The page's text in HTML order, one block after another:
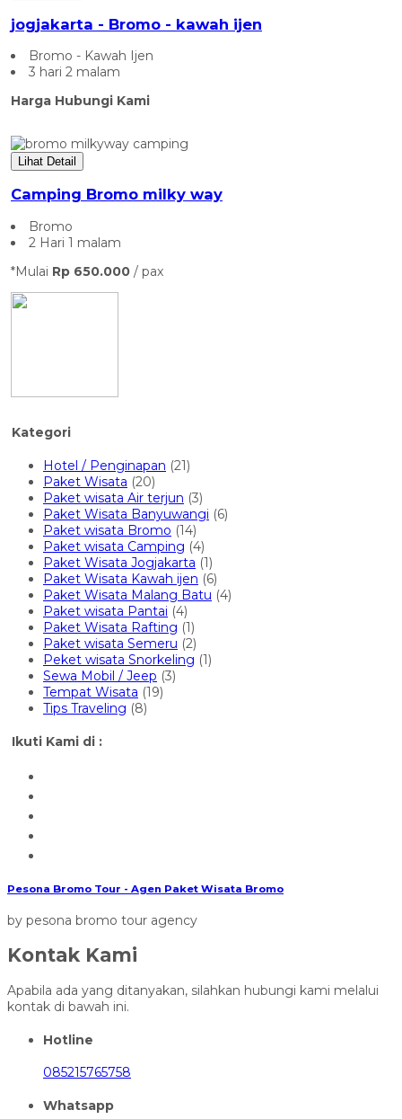
jogjakarta - Bromo - kawah ijen
Bromo - Kawah Ijen
3 hari 2 malam
Harga Hubungi Kami
Lihat Detail
Camping Bromo milky way
Bromo
2 Hari 1 malam
*Mulai Rp 650.000 / pax
Kategori
Hotel / Penginapan (21)
Paket Wisata (20)
Paket wisata Air terjun (3)
Paket Wisata Banyuwangi (6)
Paket wisata Bromo (14)
Paket wisata Camping (4)
Paket Wisata Jogjakarta (1)
Paket Wisata Kawah ijen (6)
Paket Wisata Malang Batu (4)
Paket wisata Pantai (4)
Paket Wisata Rafting (1)
Paket wisata Semeru (2)
Peket wisata Snorkeling (1)
Sewa Mobil / Jeep (3)
Tempat Wisata (19)
Tips Traveling (8)
Ikuti Kami di :
Pesona Bromo Tour - Agen Paket Wisata Bromo
by pesona bromo tour agency
Kontak Kami
Apabila ada yang ditanyakan, silahkan hubungi kami melalui
kontak di bawah ini.
Hotline
085215765758
Whatsapp